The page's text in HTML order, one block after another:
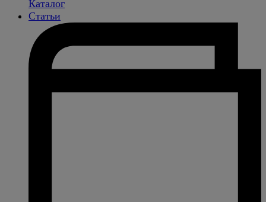
Каталог
Статьи